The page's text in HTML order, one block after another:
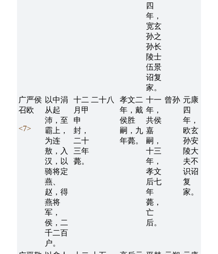
四
年，
宽玄
孙之
孙长
陵士
伍景
诏复
家。
广严侯
召欧
<7>
以中涓
从起
沛，至
霸上，
为连
敖，入
汉，以
骑将定
燕、
赵，得
燕将
军，
侯，二
千二百
户。
十二
月甲
申
封，
二十
三年
薨。
二十八
孝文二
年，戴
侯胜
嗣，九
年薨。
十一
年，
共侯
嘉
嗣，
十三
年，
孝文
后七
年
薨，
亡
后。
曾孙 元康
四
年，
欧玄
孙安
陵大
夫不
识诏
复
家。